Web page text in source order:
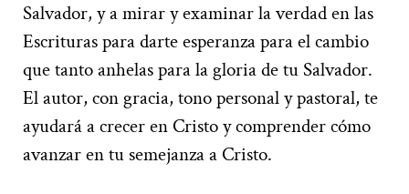
Salvador, y a mirar y examinar la verdad en las
Escrituras para darte esperanza para el cambio
que tanto anhelas para la gloria de tu Salvador.
El autor, con gracia, tono personal y pastoral, te
ayudará a crecer en Cristo y comprender cómo
avanzar en tu semejanza a Cristo.